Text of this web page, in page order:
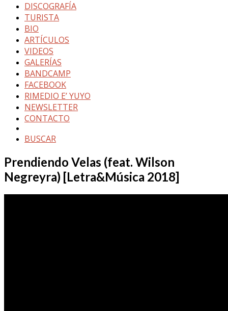
DISCOGRAFÍA
TURISTA
BIO
ARTÍCULOS
VIDEOS
GALERÍAS
BANDCAMP
FACEBOOK
RIMEDIO E’ YUYO
NEWSLETTER
CONTACTO
BUSCAR
Prendiendo Velas (feat. Wilson
Negreyra) [Letra&Música 2018]